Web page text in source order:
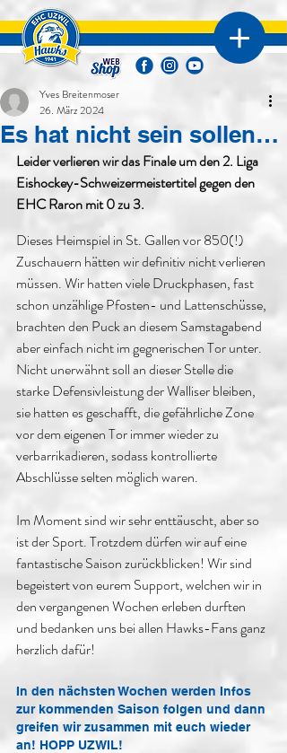
Es hat nicht sein sollen…
Yves Breitenmoser
26. März 2024
Leider verlieren wir das Finale um den 2. Liga
Eishockey-Schweizermeistertitel gegen den
EHC Raron mit 0 zu 3.
Dieses Heimspiel in St. Gallen vor 850(!)
Zuschauern hätten wir definitiv nicht verlieren
müssen. Wir hatten viele Druckphasen, fast
schon unzählige Pfosten- und Lattenschüsse,
brachten den Puck an diesem Samstagabend
aber einfach nicht im gegnerischen Tor unter.
Nicht unerwähnt soll an dieser Stelle die
starke Defensivleistung der Walliser bleiben,
sie hatten es geschafft, die gefährliche Zone
vor dem eigenen Tor immer wieder zu
verbarrikadieren, sodass kontrollierte
Abschlüsse selten möglich waren.
Im Moment sind wir sehr enttäuscht, aber so
ist der Sport. Trotzdem dürfen wir auf eine
fantastische Saison zurückblicken! Wir sind
begeistert von eurem Support, welchen wir in
den vergangenen Wochen erleben durften
und bedanken uns bei allen Hawks-Fans ganz
herzlich dafür!
In den nächsten Wochen werden Infos
zur kommenden Saison folgen und dann
greifen wir zusammen mit euch wieder
an! HOPP UZWIL!